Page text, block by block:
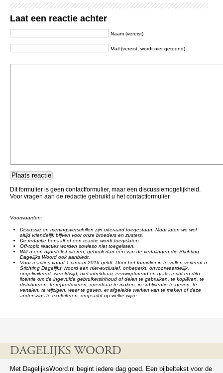
Laat een reactie achter
Naam (vereist)
Mail (vereist, wordt niet getoond)
Dit formulier is geen contactformulier, maar een discussiemogelijkheid.
Voor vragen aan de redactie gebruikt u het contactformulier.
Voorwaarden:
Discussie en meningsverschillen zijn uiteraard toegestaan. Maar laten we wel
altijd vriendelijk blijven voor onze broeders en zusters.
De redactie bepaalt of een reactie wordt toegelaten.
Off-topic reacties worden sowieso niet toegelaten.
Wilt u een bijbeltekst citeren, gebruik dan één van de vertalingen die Stichting
Dagelijks Woord ook aanbiedt.
Voor reacties vanaf 1 januari 2016 geldt: Door het formulier in te vullen verleent u
Stichting Dagelijks Woord een niet-exclusief, onbeperkt, onvoorwaardelijk,
ongelimiteerd, wereldwijd, niet-intrekbaar, eeuwigdurend en gratis recht en dito
licentie om de ingevulde gebruikersinhoud of delen te gebruiken, te kopiëren, te
distribueren, te reproduceren, openbaar te maken, in sublicentie te geven, te
vertalen, te wijzigen, weer te geven, er afgeleide werken van te maken of deze
anderszins te exploiteren, ongeacht op welke wijze.
DAGELIJKS WOORD
Met DagelijksWoord.nl begint iedere dag goed. Een bijbeltekst voor de